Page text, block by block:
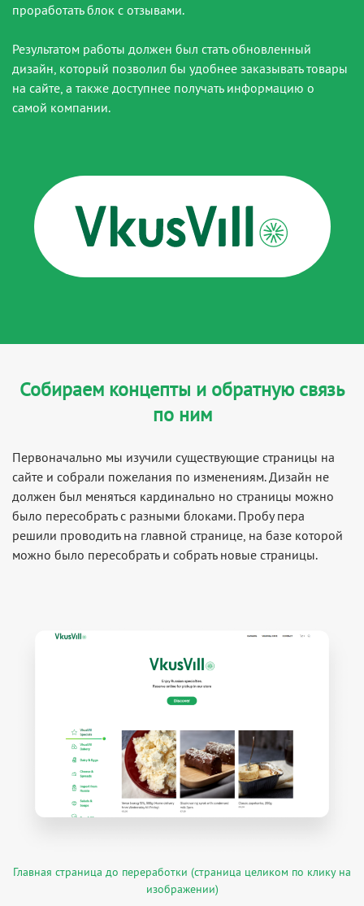
проработать блок с отзывами.
Результатом работы должен был стать обновленный
дизайн, который позволил бы удобнее заказывать товары
на сайте, а также доступнее получать информацию о
самой компании.
Собираем концепты и обратную связь
по ним
Первоначально мы изучили существующие страницы на
сайте и собрали пожелания по изменениям. Дизайн не
должен был меняться кардинально но страницы можно
было пересобрать с разными блоками. Пробу пера
решили проводить на главной странице, на базе которой
можно было пересобрать и собрать новые страницы.
Главная страница до переработки (страница целиком по клику на
изображении)